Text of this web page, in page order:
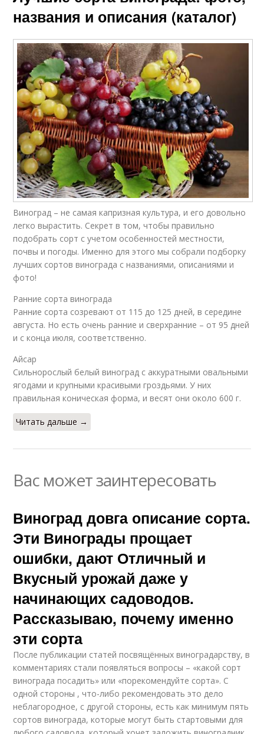
необычным вкусом
названия и описания (каталог)
Виноград – не самая капризная культура, и его довольно
легко вырастить. Секрет в том, чтобы правильно
подобрать сорт с учетом особенностей местности,
почвы и погоды. Именно для этого мы собрали подборку
лучших сортов винограда с названиями, описаниями и
фото!
Ранние сорта винограда
Ранние сорта созревают от 115 до 125 дней, в середине
августа. Но есть очень ранние и сверхранние – от 95 дней
и с конца июля, соответственно.
Айсар
Сильнорослый белый виноград с аккуратными овальными
ягодами и крупными красивыми гроздьями. У них
правильная коническая форма, и весят они около 600 г.
Читать дальше →
Вас может заинтересовать
Виноград довга описание сорта.
Эти Винограды прощает
ошибки, дают Отличный и
Вкусный урожай даже у
начинающих садоводов.
Рассказываю, почему именно
эти сорта
После публикации статей посвящённых виноградарству, в
комментариях стали появляться вопросы – «какой сорт
винограда посадить» или «порекомендуйте сорта». С
одной стороны , что-либо рекомендовать это дело
неблагородное, с другой стороны, есть как минимум пять
сортов винограда, которые могут быть стартовыми для